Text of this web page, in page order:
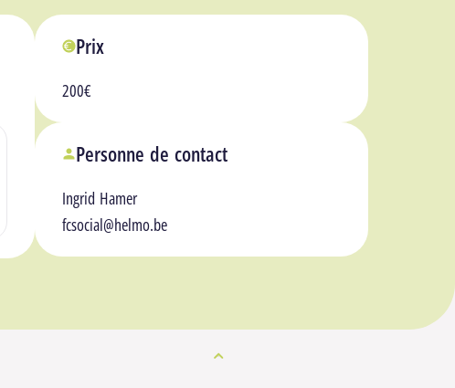
Prix
200€
Personne de contact
Ingrid Hamer
fcsocial@helmo.be